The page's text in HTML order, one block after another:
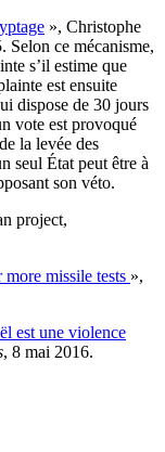
», Christophe
Selon ce mécanisme,
s’il estime que
est ensuite
dispose de 30 jours
vote est provoqué
la levée des
seul État peut être à
son véto.
project,
missile tests »,
est une violence
, 8 mai 2016.